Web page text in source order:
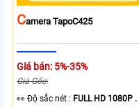
CAmera TapoC425
Giá bán: 5%-35%
Giá Gốc:
️👀 Độ sắc nét : FULL HD 1080P .